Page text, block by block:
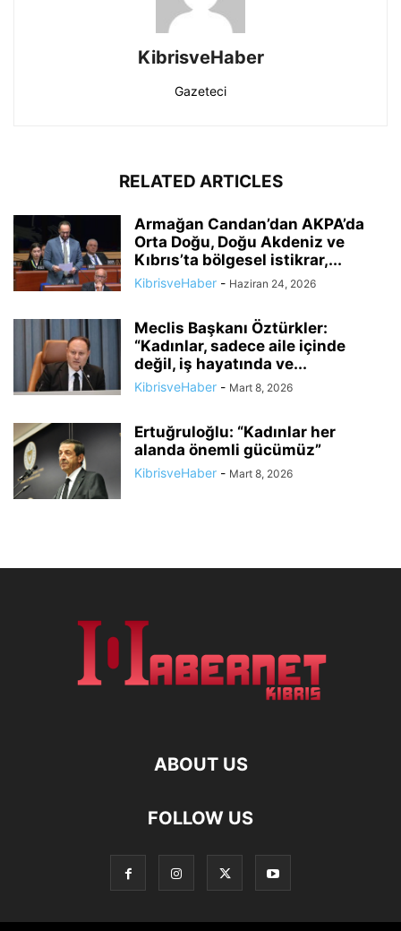
KibrisveHaber
Gazeteci
RELATED ARTICLES
Armağan Candan’dan AKPA’da
Orta Doğu, Doğu Akdeniz ve
Kıbrıs’ta bölgesel istikrar,...
KibrisveHaber - Haziran 24, 2026
Meclis Başkanı Öztürkler:
“Kadınlar, sadece aile içinde
değil, iş hayatında ve...
KibrisveHaber - Mart 8, 2026
Ertuğruloğlu: “Kadınlar her
alanda önemli gücümüz”
KibrisveHaber - Mart 8, 2026
ABOUT US
FOLLOW US